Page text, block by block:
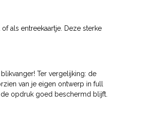
als entreekaartje. Deze sterke
Ter vergelijking: de
van je eigen ontwerp in full
opdruk goed beschermd blijft.